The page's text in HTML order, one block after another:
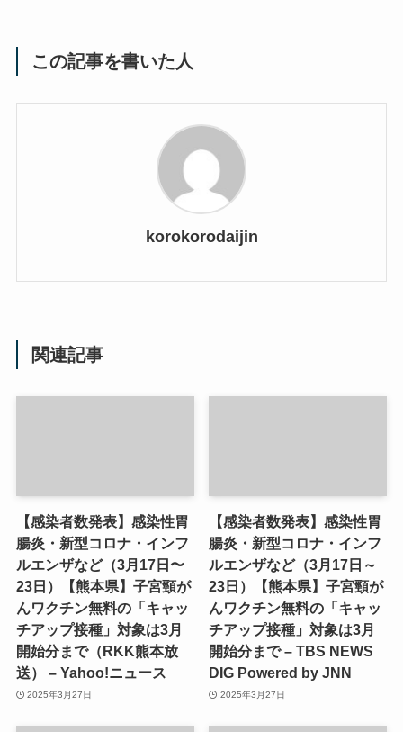
この記事を書いた人
korokorodaijin
関連記事
【感染者数発表】感染性胃
腸炎・新型コロナ・インフ
ルエンザなど（3月17日〜
23日）【熊本県】子宮頸が
んワクチン無料の「キャッ
チアップ接種」対象は3月
開始分まで（RKK熊本放
送） – Yahoo!ニュース
2025年3月27日
【感染者数発表】感染性胃
腸炎・新型コロナ・インフ
ルエンザなど（3月17日～
23日）【熊本県】子宮頸が
んワクチン無料の「キャッ
チアップ接種」対象は3月
開始分まで – TBS NEWS
DIG Powered by JNN
2025年3月27日